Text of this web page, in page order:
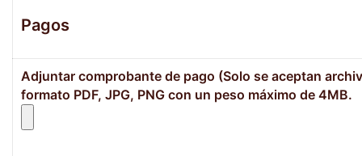
Pagos
Adjuntar comprobante de pago (Solo se aceptan
formato PDF, JPG, PNG con un peso máximo de 4MB.